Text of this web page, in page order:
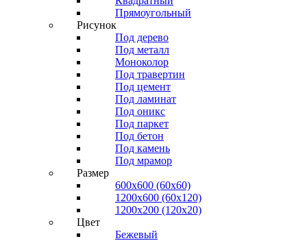
Прямоугольный
Рисунок
Под дерево
Под металл
Моноколор
Под травертин
Под цемент
Под ламинат
Под оникс
Под паркет
Под бетон
Под камень
Под мрамор
Размер
600х600 (60х60)
1200х600 (60х120)
1200х200 (120x20)
Цвет
Бежевый